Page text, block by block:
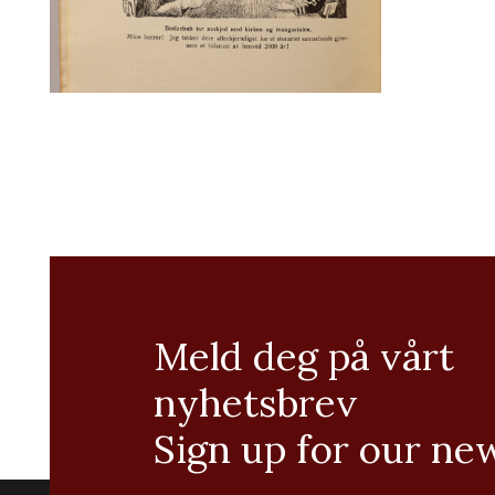
Meld deg på vårt
nyhetsbrev
Sign up for our